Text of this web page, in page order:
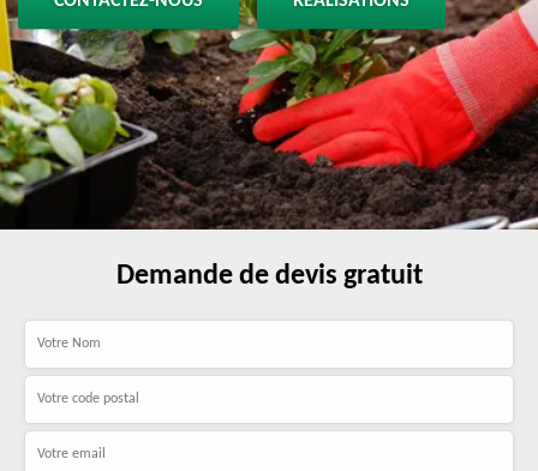
Demande de devis gratuit